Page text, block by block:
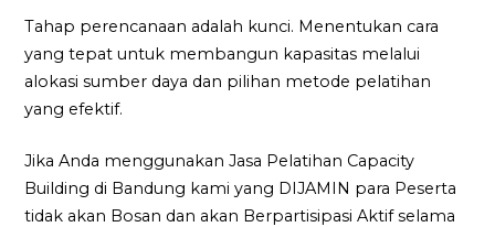
Tahap perencanaan adalah kunci. Menentukan cara
yang tepat untuk membangun kapasitas melalui
alokasi sumber daya dan pilihan metode pelatihan
yang efektif.
Jika Anda menggunakan Jasa Pelatihan Capacity
Building di Bandung kami yang DIJAMIN para Peserta
tidak akan Bosan dan akan Berpartisipasi Aktif selama